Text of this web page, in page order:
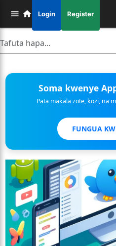
Login Register
Soma kwenye
Pata makala zote, kozi, na
FUNGUA